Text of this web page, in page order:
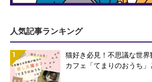
人気記事ランキング
1
猫好き必見！不思議な世
カフェ「てまりのおうち」